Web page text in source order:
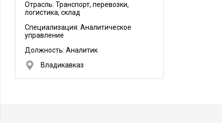
Отрасль: Транспорт, перевозки,
логистика, склад
Специализация: Аналитическое
управление
Должность: Аналитик
Владикавказ